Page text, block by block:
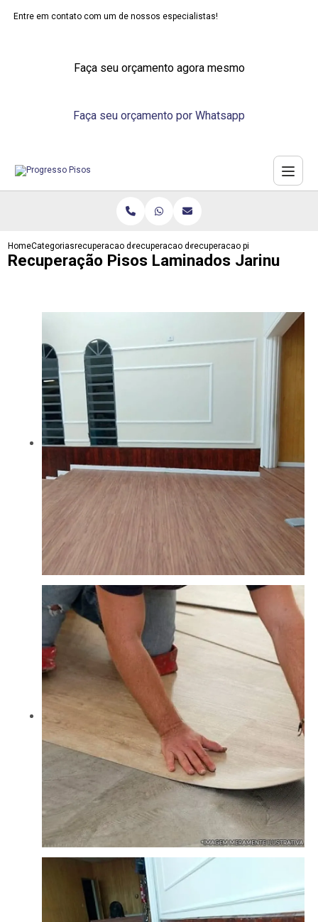
Entre em contato com um de nossos especialistas!
Faça seu orçamento agora mesmo
Faça seu orçamento por Whatsapp
HomeCategoriasrecuperacao de pisosrecuperacao de piso emborrachado
recuperacao pisos laminados
Recuperação Pisos Laminados Jarinu